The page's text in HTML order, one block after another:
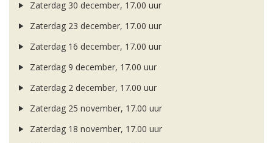
Zaterdag 30 december, 17.00 uur
Zaterdag 23 december, 17.00 uur
Zaterdag 16 december, 17.00 uur
Zaterdag 9 december, 17.00 uur
Zaterdag 2 december, 17.00 uur
Zaterdag 25 november, 17.00 uur
Zaterdag 18 november, 17.00 uur